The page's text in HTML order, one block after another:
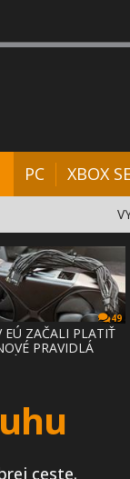
PC XBOX
49
EÚ ZAČALI PLATIŤ
PRAVIDLÁ
ceste.